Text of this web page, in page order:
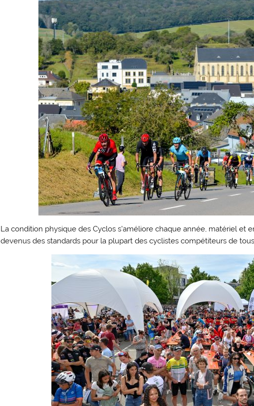
La condition physique des Cyclos s’améliore chaque année, matériel et
devenus des standards pour la plupart des cyclistes compétiteurs de